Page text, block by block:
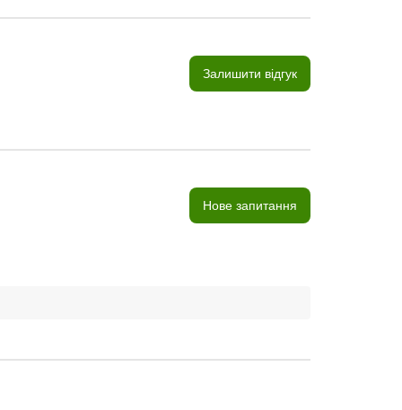
Залишити відгук
Нове запитання